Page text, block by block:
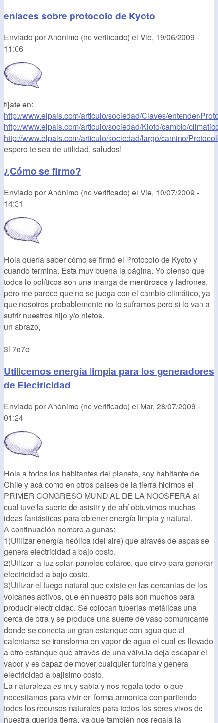
enlaces sobre protocolo de Kyoto
Enviado porAnónimo (no verificado) el Vie, 19/06/2009 -
11:06
fíjate en:
http://www.elpais.com/articulo/sociedad/Claves/entender/
http://www.elpais.com/articulo/sociedad/Kioto/cambio/
http://www.elpais.com/articulo/sociedad/largo/camino/
espero te sea de utilidad, saludos!
¿Cómo se firmo?
Enviado porAnónimo (no verificado) el Vie, 10/07/2009 -
14:31
Hola quería saber cómo se firmó el Protocolo de Kyoto y
cuando termina. Esta muy buena la página. Yo pienso que
todos lo políticos son una manga de mentirosos y ladrones,
pero me parece que no se juega con el cambio climático, ya
que nosotros probablemente no lo suframos pero si lo van a
sufrir nuestros hijo y/o nietos.
un abrazo,
3l 7o7o
Utilicemos energía limpia para los generadores
de Electricidad
Enviado porAnónimo (no verificado) el Mar, 28/07/2009 -
01:24
Hola a todos los habitantes del planeta, soy habitante de
Chile y acá como en otros países de la tierra hicimos el
PRIMER CONGRESO MUNDIAL DE LA NOOSFERA al
cual tuve la suerte de asistir y de ahí obtuvimos muchas
ideas fantásticas para obtener energía limpia y natural.
A continuación nombro algunas:
1)Utilizar energía heólica (del aire) que através de aspas se
genera electricidad a bajo costo.
2)Utlizar la luz solar, paneles solares, que sirve para generar
electricidad a bajo costo.
3)Utlizar el fuego natural que existe en las cercanias de los
volcanes activos, que en nuestro país son muchos para
producir electricidad. Se colocan tuberias metálicas una
cerca de otra y se produce una suerte de vaso comunicante
donde se conecta un gran estanque con agua que al
calentarse se transforma en vapor de agua el cual es llevado
a otro estanque que através de una válvula deja escapar el
vapor y es capaz de mover cualquier turbina y genera
electricidad a bajisimo costo.
La naturaleza es muy sabia y nos regala todo lo que
necesitamos para vivir en forma armonica compartiendo
todos los recursos naturales para todos los seres vivos de
nuestra querida tierra, ya que también nos regala la